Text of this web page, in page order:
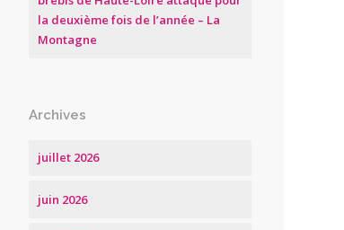
la deuxième fois de l’année – La
Montagne
Archives
juillet 2026
juin 2026